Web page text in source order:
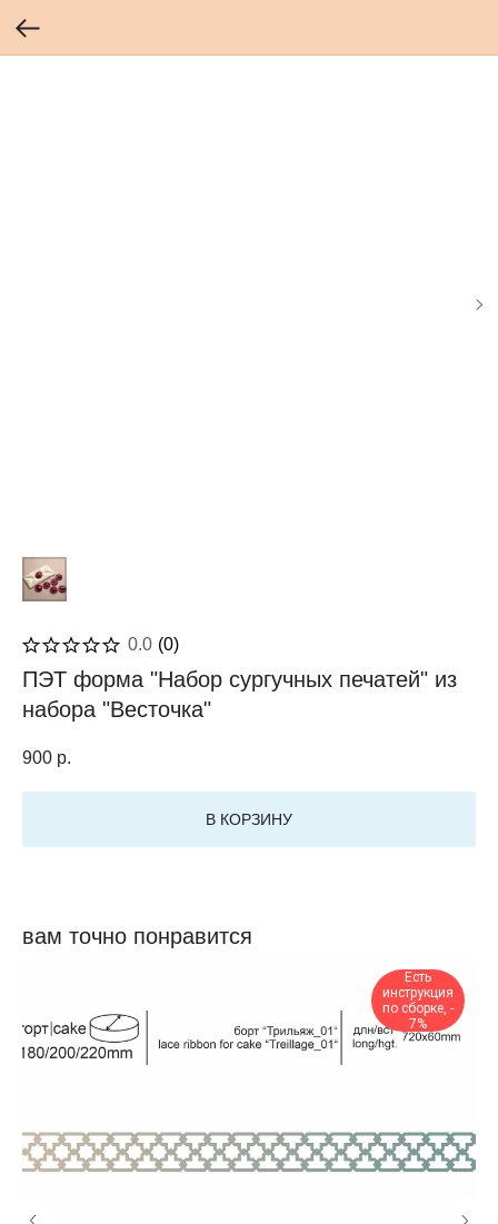
0.0 (0)
ПЭТ форма "Набор сургучных печатей" из
набора "Весточка"
900 р.
В КОРЗИНУ
вам точно понравится
Есть
инструкция
по сборке, -
7%